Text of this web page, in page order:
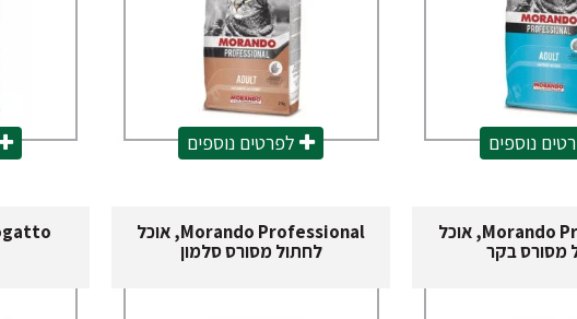
נוספים לפרטים נוספים
Morando Professional, אוכל
מסורס בקר
Morando Professional, אוכל
לחתול מסורס סלמון